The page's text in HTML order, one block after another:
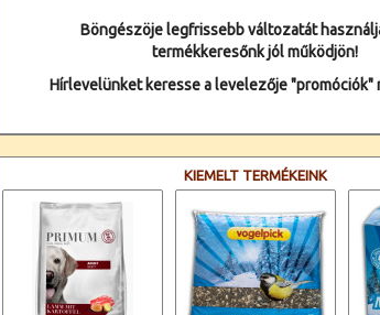
Böngészöje legfrissebb változatát
termékkeresőnk jól működjön!
Hírlevelünket keresse a levelezője "promóciók"
KIEMELT TERMÉKEINK